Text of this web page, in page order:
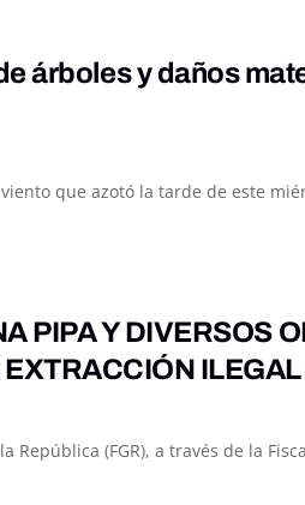
árboles y daños
que azotó la tarde de este
PIPA Y DIVERSOS
República (FGR), a través de la